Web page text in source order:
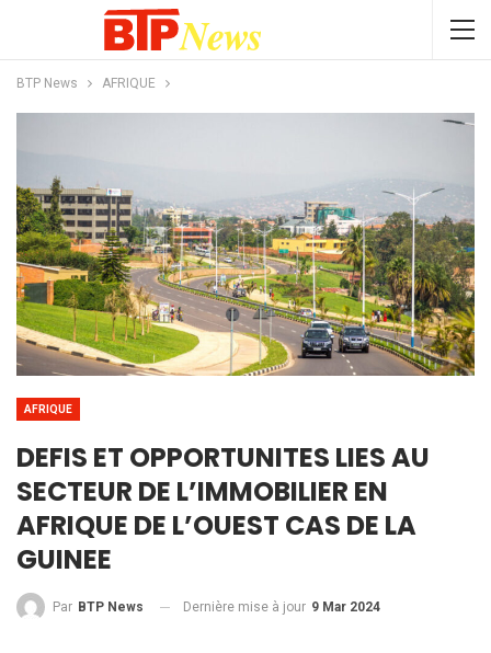
BTP News AFRIQUE
AFRIQUE
DEFIS ET OPPORTUNITES LIES AU
SECTEUR DE L’IMMOBILIER EN
AFRIQUE DE L’OUEST CAS DE LA
GUINEE
Par BTP News Dernière mise à jour 9 Mar 2024